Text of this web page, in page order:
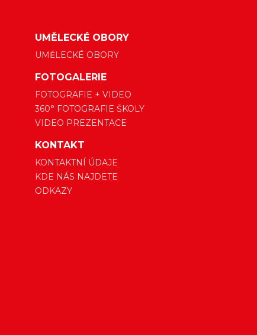
UMĚLECKÉ OBORY
UMĚLECKÉ OBORY
FOTOGALERIE
FOTOGRAFIE + VIDEO
360° FOTOGRAFIE ŠKOLY
VIDEO PREZENTACE
KONTAKT
KONTAKTNÍ ÚDAJE
KDE NÁS NAJDETE
ODKAZY